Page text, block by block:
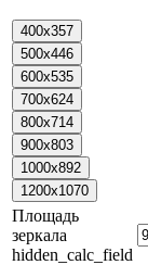
Площадь
зеркала
hidden_calc_field